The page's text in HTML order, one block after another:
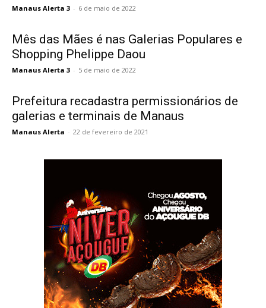
Manaus Alerta 3 - 6 de maio de 2022
Mês das Mães é nas Galerias Populares e
Shopping Phelippe Daou
Manaus Alerta 3 - 5 de maio de 2022
Prefeitura recadastra permissionários de
galerias e terminais de Manaus
Manaus Alerta - 22 de fevereiro de 2021